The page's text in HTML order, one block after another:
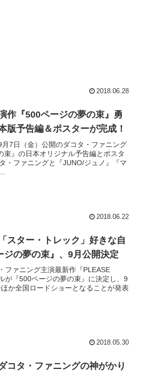
2018.06.28
作『500ページの夢の束』勇
版予告編＆ポスターが完成！
7日（金）公開のダコタ・ファニング
束』の日本オリジナル予告編とポスタ
・ファニングと『JUNO/ジュノ』『マ
2018.06.22
スター・トレック」好きな自
ジの夢の束』、9月公開決定
ファニング主演最新作『PLEASE
が『500ページの夢の束』に決定し、9
か全国ロードショーとなることが発表
2018.05.30
コタ・ファニングの神がかり